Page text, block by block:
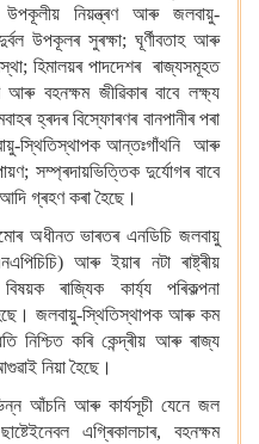
নিয়ন্ত্ৰণ আৰু জলবায়ু-
উপকূলৰ সুৰক্ষা; ঘূৰ্ণীবতাহ আৰু
হিমালয়ৰ পাদদেশৰ ৰাজ্যসমূহত
আৰু বহনক্ষম জীৱিকাৰ বাবে লক্ষ্য
হ্ৰদৰ বিস্ফোৰণৰ বানপানীৰ পৰা
স্থিতিস্থাপক আন্তঃগাঁথনি আৰু
সম্প্ৰদায়ভিত্তিক দুৰ্যোগৰ বাবে
গ্ৰহণ কৰা হৈছে।
অধীনত ভাৰতৰ এনডিচি জলবায়ু
আৰু ইয়াৰ নটা ৰাষ্ট্ৰীয়
ৰাজ্যিক কাৰ্য্য পৰিকল্পনা
জলবায়ু-স্থিতিস্থাপক আৰু কম
নিশ্চিত কৰি কেন্দ্ৰীয় আৰু ৰাজ্য
নিয়া হৈছে।
আঁচনি আৰু কাৰ্যসূচী যেনে জল
এগ্ৰিকালচাৰ, বহনক্ষম